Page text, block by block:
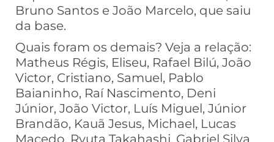
Bruno Santos e João Marcelo, que saiu
da base.
Quais foram os demais? Veja a relação:
Matheus Régis, Eliseu, Rafael Bilú, João
Victor, Cristiano, Samuel, Pablo
Baianinho, Raí Nascimento, Deni
Júnior, João Victor, Luís Miguel, Júnior
Brandão, Kauã Jesus, Michael, Lucas